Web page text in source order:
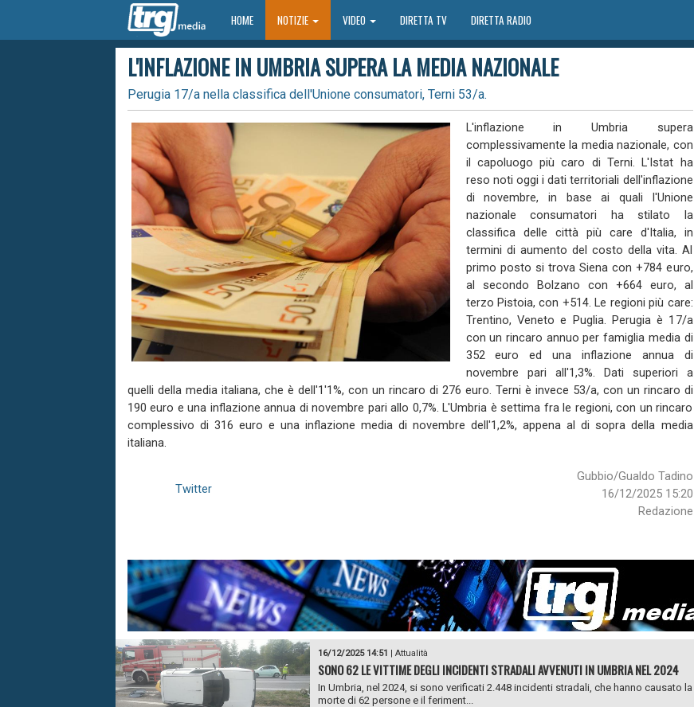
HOMEHOME NOTIZIE VIDEO DIRETTA TV DIRETTA RADIO
L'INFLAZIONE IN UMBRIA SUPERA LA MEDIA NAZIONALE
Perugia 17/a nella classifica dell'Unione consumatori, Terni 53/a.
L'inflazione in Umbria supera
complessivamente la media nazionale, con
il capoluogo più caro di Terni. L'Istat ha
reso noti oggi i dati territoriali dell'inflazione
di novembre, in base ai quali l'Unione
nazionale consumatori ha stilato la
classifica delle città più care d'Italia, in
termini di aumento del costo della vita. Al
primo posto si trova Siena con +784 euro,
al secondo Bolzano con +664 euro, al
terzo Pistoia, con +514. Le regioni più care:
Trentino, Veneto e Puglia. Perugia è 17/a
con un rincaro annuo per famiglia media di
352 euro ed una inflazione annua di
novembre pari all'1,3%. Dati superiori a
quelli della media italiana, che è dell'1'1%, con un rincaro di 276 euro. Terni è invece 53/a, con un rincaro di
190 euro e una inflazione annua di novembre pari allo 0,7%. L'Umbria è settima fra le regioni, con un rincaro
complessivo di 316 euro e una inflazione media di novembre dell'1,2%, appena al di sopra della media
italiana.
Gubbio/Gualdo Tadino
16/12/2025 15:20
Redazione
Twitter
16/12/2025 14:51 | Attualità
SONO 62 LE VITTIME DEGLI INCIDENTI STRADALI AVVENUTI IN UMBRIA NEL 2024
In Umbria, nel 2024, si sono verificati 2.448 incidenti stradali, che hanno causato la
morte di 62 persone e il feriment...